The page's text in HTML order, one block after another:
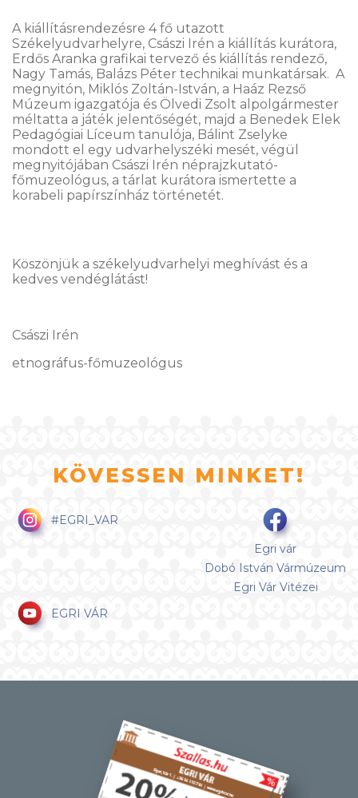
A kiállításrendezésre 4 fő utazott
Székelyudvarhelyre, Császi Irén a kiállítás kurátora,
Erdős Aranka grafikai tervező és kiállítás rendező,
Nagy Tamás, Balázs Péter technikai munkatársak. A
megnyitón, Miklós Zoltán-István, a Haáz Rezső
Múzeum igazgatója és Ölvedi Zsolt alpolgármester
méltatta a játék jelentőségét, majd a Benedek Elek
Pedagógiai Líceum tanulója, Bálint Zselyke
mondott el egy udvarhelyszéki mesét, végül
megnyitójában Császi Irén néprajzkutató-
főmuzeológus, a tárlat kurátora ismertette a
korabeli papírszínház történetét.
Köszönjük a székelyudvarhelyi meghívást és a
kedves vendéglátást!
Császi Irén
etnográfus-főmuzeológus
KÖVESSEN MINKET!
#EGRI_VAR
Egri vár
Dobó István Vármúzeum
Egri Vár Vitézei
EGRI VÁR